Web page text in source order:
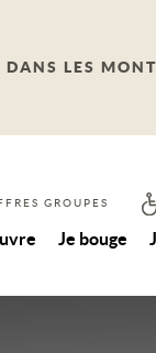
DANS LES
GROUPES
Je bouge